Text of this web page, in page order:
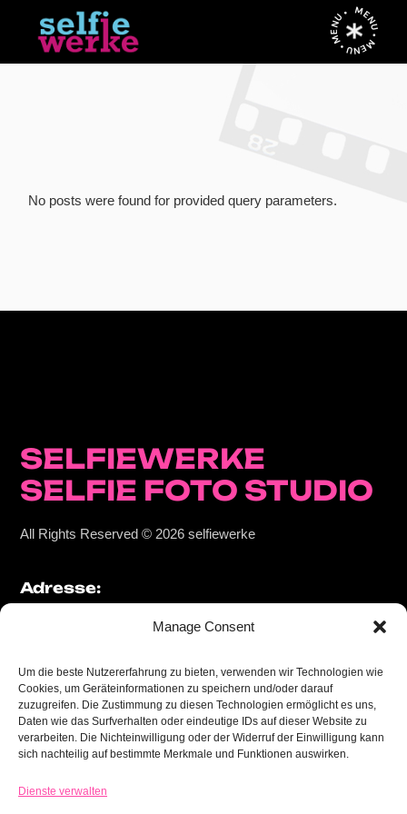
Manage Consent
Um die beste Nutzererfahrung zu bieten, verwenden wir Technologien wie
Cookies, um Geräteinformationen zu speichern und/oder darauf
zuzugreifen. Die Zustimmung zu diesen Technologien ermöglicht es uns,
Daten wie das Surfverhalten oder eindeutige IDs auf dieser Website zu
verarbeiten. Die Nichteinwilligung oder der Widerruf der Einwilligung kann
sich nachteilig auf bestimmte Merkmale und Funktionen auswirken.
Dienste verwalten
content
MENU • MENU • MENU •
No posts were found for provided query parameters.
SELFIEWERKE
SELFIE FOTO STUDIO
All Rights Reserved © 2026selfiewerke
Adresse:
Kontakt:
hallo@selfiewerke.de
tel 0221 2718 3111